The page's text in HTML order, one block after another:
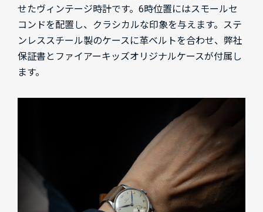
せたヴィンテージ時計です。6時位置にはスモールセ
コンドを配置し、クラシカルな印象を与えます。ステ
ンレススチール製のケースに革ベルトを合わせ、弊社
保証書とファイアーキッズオリジナルケースが付属し
ます。